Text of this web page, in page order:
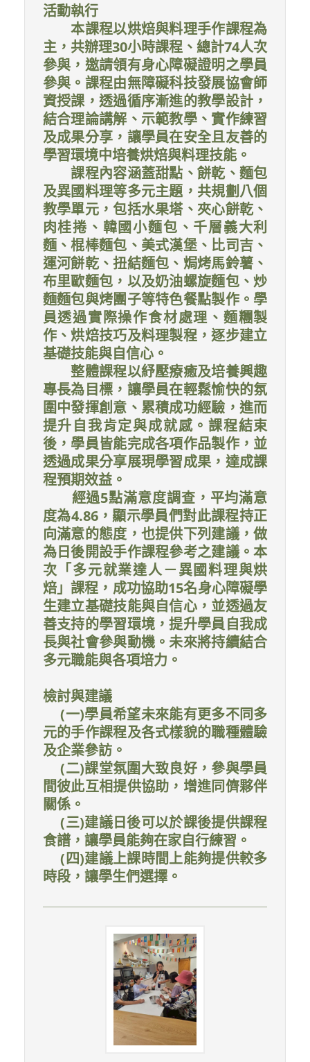
活動執行
本課程以烘焙與料理手作課程為
主，共辦理30小時課程、總計74人次
參與，邀請領有身心障礙證明之學員
參與。課程由無障礙科技發展協會師
資授課，透過循序漸進的教學設計，
結合理論講解、示範教學、實作練習
及成果分享，讓學員在安全且友善的
學習環境中培養烘焙與料理技能。
課程內容涵蓋甜點、餅乾、麵包
及異國料理等多元主題，共規劃八個
教學單元，包括水果塔、夾心餅乾、
肉桂捲、韓國小麵包、千層義大利
麵、棍棒麵包、美式漢堡、比司吉、
運河餅乾、扭結麵包、焗烤馬鈴薯、
布里歐麵包，以及奶油螺旋麵包、炒
麵麵包與烤團子等特色餐點製作。學
員透過實際操作食材處理、麵糰製
作、烘焙技巧及料理製程，逐步建立
基礎技能與自信心。
整體課程以紓壓療癒及培養興趣
專長為目標，讓學員在輕鬆愉快的氛
圍中發揮創意、累積成功經驗，進而
提升自我肯定與成就感。課程結束
後，學員皆能完成各項作品製作，並
透過成果分享展現學習成果，達成課
程預期效益。
經過5點滿意度調查，平均滿意
度為4.86，顯示學員們對此課程持正
向滿意的態度，也提供下列建議，做
為日後開設手作課程參考之建議。本
次「多元就業達人－異國料理與烘
焙」課程，成功協助15名身心障礙學
生建立基礎技能與自信心，並透過友
善支持的學習環境，提升學員自我成
長與社會參與動機。未來將持續結合
多元職能與各項培力。
檢討與建議
(一)學員希望未來能有更多不同多
元的手作課程及各式樣貌的職種體驗
及企業參訪。
(二)課堂氛圍大致良好，參與學員
間彼此互相提供協助，增進同儕夥伴
關係。
(三)建議日後可以於課後提供課程
食譜，讓學員能夠在家自行練習。
(四)建議上課時間上能夠提供較多
時段，讓學生們選擇。